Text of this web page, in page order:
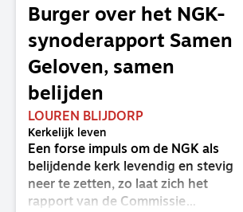
Burger over het NGK-
synoderapport Samen
Geloven, samen
belijden
LOUREN BLIJDORP
Kerkelijk leven
Een forse impuls om de NGK als
belijdende kerk levendig en stevig
neer te zetten, zo laat zich het
rapport van de Commissie